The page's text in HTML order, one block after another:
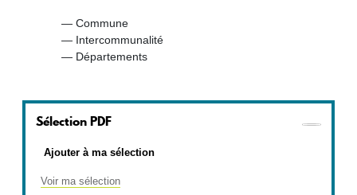
Commune
Intercommunalité
Départements
Sélection PDF
Ajouter à ma sélection
Voir ma sélection